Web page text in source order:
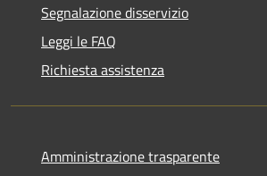
Segnalazione disservizio
Leggi le FAQ
Richiesta assistenza
Amministrazione trasparente